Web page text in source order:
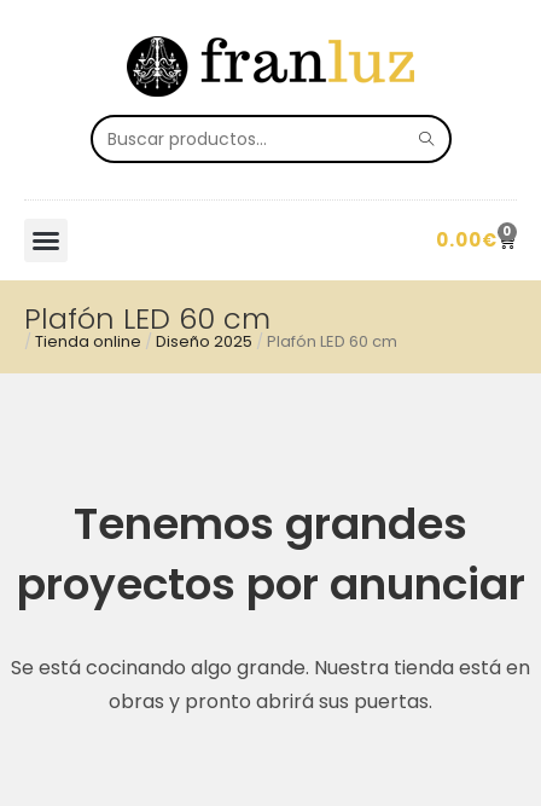
0.00€ 0
Plafón LED 60 cm
/ Tienda online / Diseño 2025 / Plafón LED 60 cm
Tenemos grandes
proyectos por anunciar
Se está cocinando algo grande. Nuestra tienda está en
obras y pronto abrirá sus puertas.